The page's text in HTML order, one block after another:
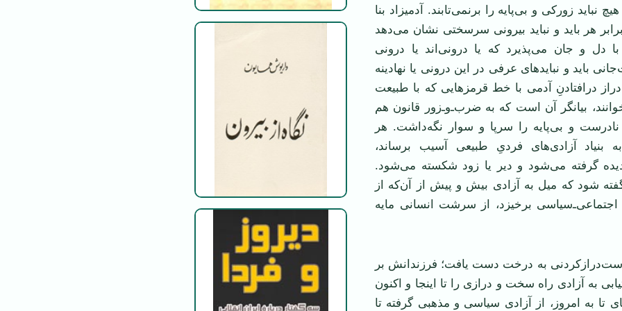
نباید زورکی و بی‌پایه را برنمی‌تابند. آدمیزاد بنا
هر باید و نباید بیرونی سرسختی نشان می‌دهد
با دل و جان می‌پذیرد که یا درونی‌اند یا درونی
باید و نبایدهای عرفی در این درونی یا نهادینه
درافتادنِ آدمی با خط قرمزهایی که با طبیعت
بیانگر آن است که به ضرب‌ـ‌و‌ـ‌زور قانون هم
نادرست و بی‌پایه را سرپا و سوار نگه‌داشت. هر
آزادی‌های فردیِ طبیعی آسیب برساند،
گرفته می‌شود و دیر یا زود شکسته می‌شود.
شود که میل به آزادی بیش و پیش از آن‌که از
اجتماعی‌ـ‌سیاسی برخیزد، از سرشت انسانی مایه
به درخت دست یافت؛ فرزندانش بر
به آزادی راه سخت و درازی را تا اینجا و اکنون
تا به امروز، از آزادی سیاسی و مذهبی گرفته تا